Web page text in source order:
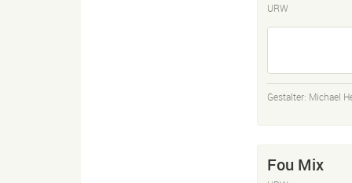
URW
Gestalter: Michael
Fou Mix